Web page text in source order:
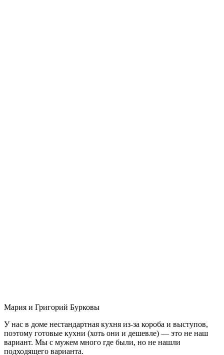
Мария и Григорий Бурковы
У нас в доме нестандартная кухня из-за короба и выступов,
поэтому готовые кухни (хоть они и дешевле) — это не наш
вариант. Мы с мужем много где были, но не нашли
подходящего варианта.